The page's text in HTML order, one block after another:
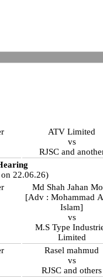
ATV Limited
vs
RJSC and
22.06.26)
Md Shah Jahan
[Adv : Mohammad
Islam]
vs
M.S Type
Limited
Rasel mahmud
vs
RJSC and others